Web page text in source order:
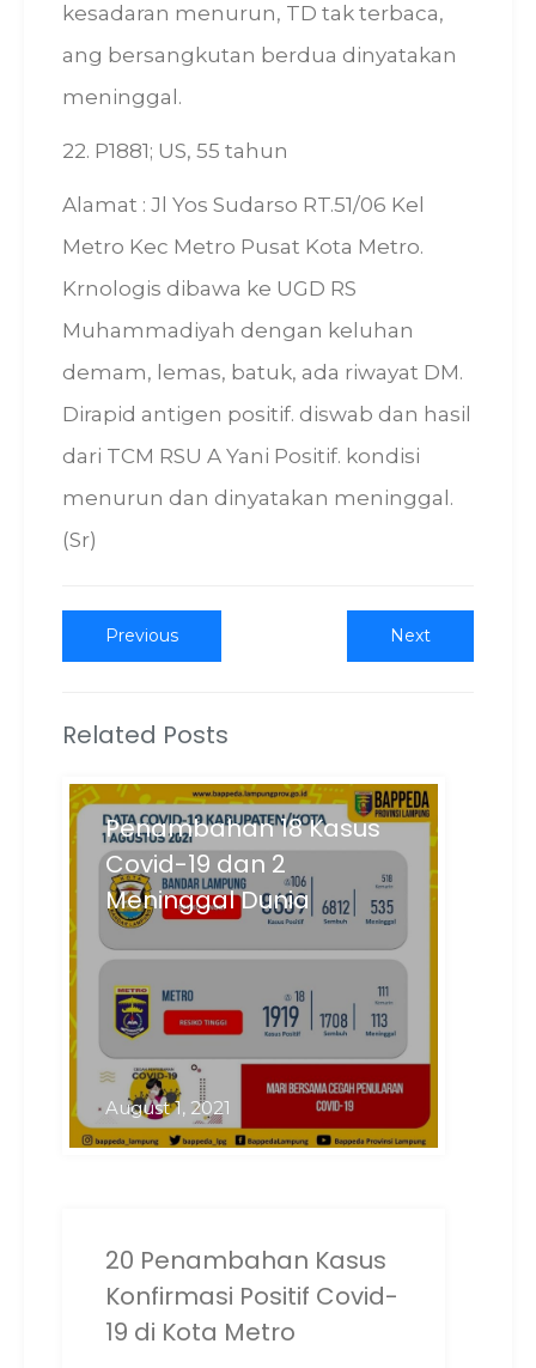
kesadaran menurun, TD tak terbaca,
ang bersangkutan berdua dinyatakan
meninggal.
22. P1881; US, 55 tahun
Alamat : Jl Yos Sudarso RT.51/06 Kel
Metro Kec Metro Pusat Kota Metro.
Krnologis dibawa ke UGD RS
Muhammadiyah dengan keluhan
demam, lemas, batuk, ada riwayat DM.
Dirapid antigen positif. diswab dan hasil
dari TCM RSU A Yani Positif. kondisi
menurun dan dinyatakan meninggal.
(Sr)
PostPreviousPrevious
post:
NextNext
post:
Related Posts
Penambahan 18 Kasus
Covid-19 dan 2
Meninggal Dunia
August 1, 2021
20 Penambahan Kasus
Konfirmasi Positif Covid-
19 di Kota Metro